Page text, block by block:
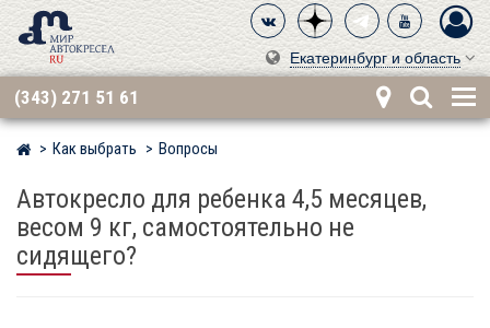
Екатеринбург и область
(343) 271 51 61
Мир детских автокресел
Как выбрать Вопросы
Автокресло для ребенка 4,5 месяцев,
весом 9 кг, самостоятельно не
сидящего?